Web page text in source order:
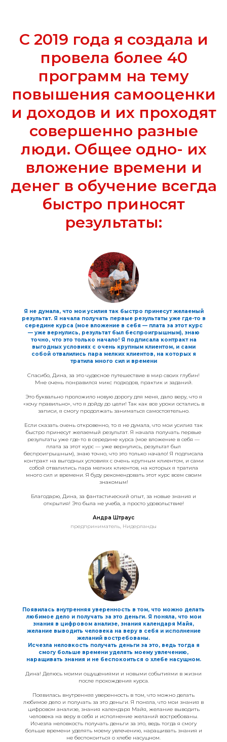
С 2019 года я создала и
провела более 40
программ на тему
повышения самооценки
и доходов и их проходят
совершенно разные
люди. Общее одно- их
вложение времени и
денег в обучение всегда
быстро приносят
результаты:
Я не думала, что мои усилия так быстро принесут желаемый
результат. Я начала получать первые результаты уже где-то в
середине курса (мое вложение в себя — плата за этот курс
— уже вернулись, результат был беспроигрышным), знаю
точно, что это только начало! Я подписала контракт на
выгодных условиях с очень крупным клиентом, и сами
собой отвалились пара мелких клиентов, на которых я
тратила много сил и времени
Спасибо, Дина, за это чудесное путешествие в мир своих глубин!
Мне очень понравился микс подходов, практик и заданий.
Это буквально проложило новую дорогу для меня, дало веру, что я
«хочу правильно», что я дойду до цели! Так как все уроки остались в
записи, я смогу продолжать заниматься самостоятельно.
Если сказать очень откровенно, то я не думала, что мои усилия так
быстро принесут желаемый результат. Я начала получать первые
результаты уже где-то в середине курса (мое вложение в себя —
плата за этот курс — уже вернулись, результат был
беспроигрышным), знаю точно, что это только начало! Я подписала
контракт на выгодных условиях с очень крупным клиентом, и сами
собой отвалились пара мелких клиентов, на которых я тратила
много сил и времени. Я буду рекомендовать этот курс всем своим
знакомым!
Благодарю, Дина, за фантастический опыт, за новые знания и
открытия! Это была не учеба, а просто удовольствие!
Андра Штраус
предприниматель, Нидерланды
Появилась внутренняя уверенность в том, что можно делать
любимое дело и получать за это деньги. Я поняла, что мои
знания в цифровом анализе, знания календаря Майя,
желание выводить человека на веру в себя и исполнение
желаний востребованы.
Исчезла неловкость получать деньги за это, ведь тогда я
смогу больше времени уделять моему увлечению,
наращивать знания и не беспокоиться о хлебе насущном.
Дина! Делюсь моими ощущениями и новыми событиями в жизни
после прохождения курса.
Появилась внутренняя уверенность в том, что можно делать
любимое дело и получать за это деньги. Я поняла, что мои знания в
цифровом анализе, знания календаря Майя, желание выводить
человека на веру в себя и исполнение желаний востребованы.
Исчезла неловкость получать деньги за это, ведь тогда я смогу
больше времени уделять моему увлечению, наращивать знания и
не беспокоиться о хлебе насущном.